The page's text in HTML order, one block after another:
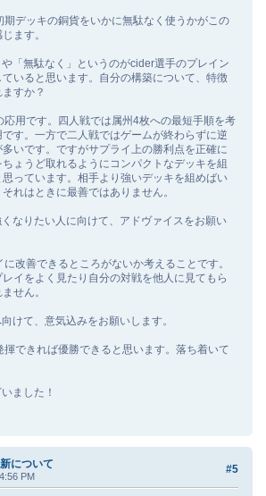
期デッキの銅貨をいかに無駄なく使うかがこの
ます。
「無駄なく」というのがcider選手のプレイン
いると思います。自分の構築について、特徴
すか？
応用です。四人戦では属州4枚への最短手順を考
す。一方で二人戦ではゲームが終わらずに逆
いです。ですがサプライ上の勝利点を正確に
ょうど取れるようにコンパクトなデッキを組
っています。相手より強いデッキを組めばい
れはときに最善ではありません。
なりたい人に向けて、アドヴァイスをお願い
に改善できるところがないか考えることです。
イをよく見たり自分の対戦を他人に見てもら
せん。
けて、意気込みをお願いします。
揮できれば優勝できると思います。落ち着いて
ました！
#5
について
PM